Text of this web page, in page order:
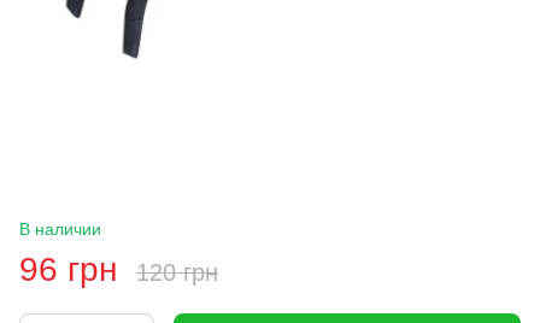
В наличии
96 грн 120 грн